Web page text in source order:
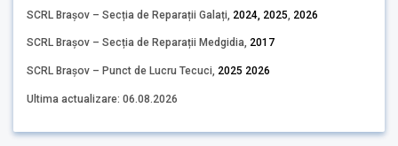
SCRL Brașov – Secția de Reparații Galați, 2024, 2025 2026
SCRL Brașov – Secția de Reparații Medgidia, 2017
SCRL Brașov – Punct de Lucru Tecuci, 2025 2026
Ultima actualizare: 06.08.2026